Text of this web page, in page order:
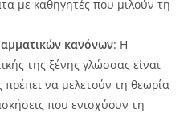
με καθηγητές που μιλούν τη
κανόνων: Η
της ξένης γλώσσας είναι
να μελετούν τη θεωρία
που ενισχύουν τη